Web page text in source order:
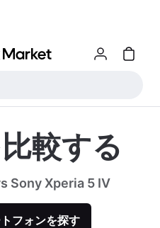
較する
Sony Xperia 5 IV
フォンを探す